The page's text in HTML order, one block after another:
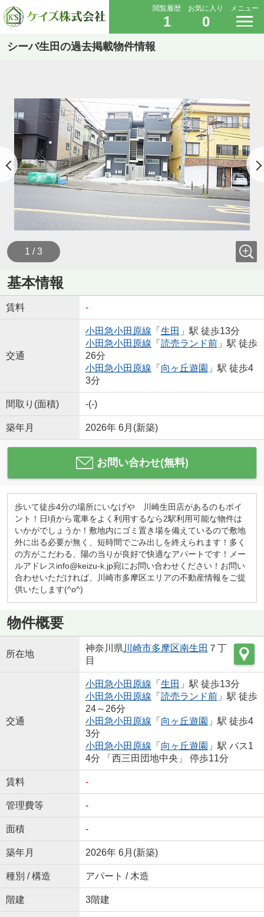
閲覧履歴
1
お気に入り
0
メニュー
シーバ生田の過去掲載物件情報
1 / 3
基本情報
賃料 -
交通
小田急小田原線 「 生田 」駅 徒歩13分
小田急小田原線 「 読売ランド前」駅 徒歩
26分
小田急小田原線 「 向ヶ丘遊園 」駅 徒歩4
3分
間取り(面積) -(-)
築年月 2026年 6月(新築)
お問い合わせ(無料)
歩いて徒歩4分の場所にいなげや 川崎生田店があるのもポイ
ント！日頃から電車をよく利用するなら2駅利用可能な物件は
いかがでしょうか！敷地内にゴミ置き場を備えているので敷地
外に出る必要が無く、短時間でごみ出しを終えられます！多く
の方がこだわる、陽の当りが良好で快適なアパートです！メー
ルアドレスinfo@keizu-k.jp宛にお問い合わせください！お問い
合わせいただければ、川崎市多摩区エリアの不動産情報をご提
供いたします(^o^)
物件概要
所在地
神奈川県 川崎市多摩区南生田 ７丁
目
交通
小田急小田原線 「 生田 」駅 徒歩13分
小田急小田原線 「 読売ランド前」駅 徒歩
24～26分
小田急小田原線 「 向ヶ丘遊園 」駅 徒歩4
3分
小田急小田原線 「 向ヶ丘遊園 」駅 バス1
4分 「西三田団地中央」 停歩11分
賃料 -
管理費等 -
面積 -
築年月 2026年 6月(新築)
種別 / 構造 アパート / 木造
階建 3階建